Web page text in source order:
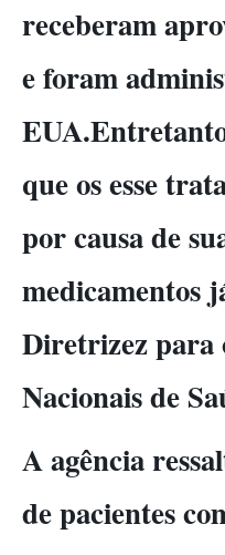
receberam
e foram
que os esse
por causa de
medicamentos
Diretrizez para
Nacionais de
A agência
de pacientes